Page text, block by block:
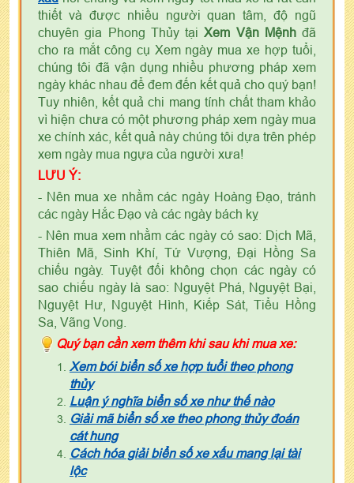
thiết và được nhiều người quan tâm, độ ngũ
chuyên gia Phong Thủy tạiXem Vận Mệnhđã
cho ra mắt công cụ Xem ngày mua xe hợp tuổi,
chúng tôi đã vận dụng nhiều phương pháp xem
ngày khác nhau để đem đến kết quả cho quý bạn!
Tuy nhiên, kết quả chi mang tính chất tham khảo
vì hiện chưa có một phương pháp xem ngày mua
xe chính xác, kết quả này chúng tôi dựa trên phép
xem ngày mua ngựa của người xưa!
LƯU Ý:
- Nên mua xe nhằm các ngày Hoàng Đạo, tránh
các ngày Hắc Đạo và các ngày bách kỵ
- Nên mua xem nhằm các ngày có sao: Dịch Mã,
Thiên Mã, Sinh Khí, Tứ Vượng, Đại Hồng Sa
chiếu ngày. Tuyệt đối không chọn các ngày có
sao chiếu ngày là sao: Nguyệt Phá, Nguyệt Bại,
Nguyệt Hư, Nguyệt Hình, Kiếp Sát, Tiểu Hồng
Sa, Vãng Vong.
Quý bạn cần xem thêm khi sau khi mua xe:
Xem bói biển số xe hợp tuổi theo phong
thủy
Luận ý nghĩa biển số xe như thế nào
Giải mã biển số xe theo phong thủy đoán
cát hung
Cách hóa giải biển số xe xấu mang lại tài
lộc